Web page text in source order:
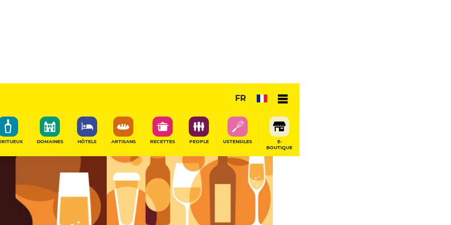
FR
DOMAINES HÔTELS ARTISANS RECETTES PEOPLE USTENSILES
E-
BOUTIQUE